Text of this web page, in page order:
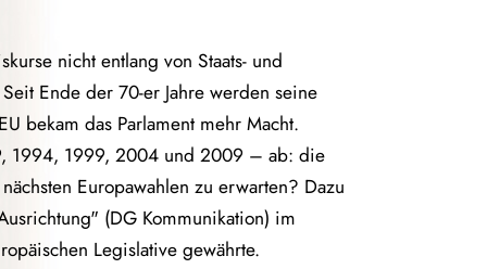
nicht entlang von Staats- und
Ende der 70-er Jahre werden seine
bekam das Parlament mehr Macht.
1994, 1999, 2004 und 2009 – ab: die
Europawahlen zu erwarten? Dazu
(DG Kommunikation) im
Legislative gewährte.